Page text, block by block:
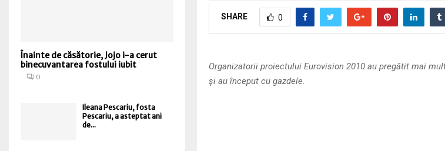
SHARE 0
Organizatorii proiectului Eurovision 2010 au pregătit mai
şi au început cu gazdele.
Înainte de căsătorie, Jojo i-a cerut
binecuvantarea fostului iubit
0
Ileana Pescariu, fosta
Pescariu, a asteptat ani
de...